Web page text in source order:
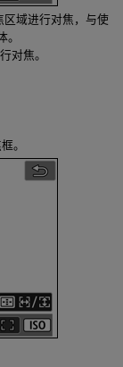
域进行对焦，与使
对焦。
。